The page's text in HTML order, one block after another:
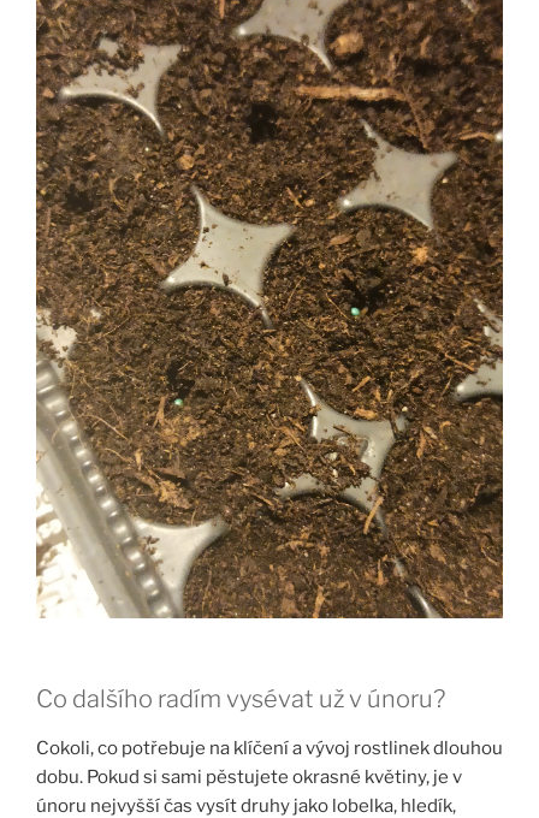
Co dalšího radím vysévat už v únoru?
Cokoli, co potřebuje na klíčení a vývoj rostlinek dlouhou
dobu. Pokud si sami pěstujete okrasné květiny, je v
únoru nejvyšší čas vysít druhy jako lobelka, hledík,